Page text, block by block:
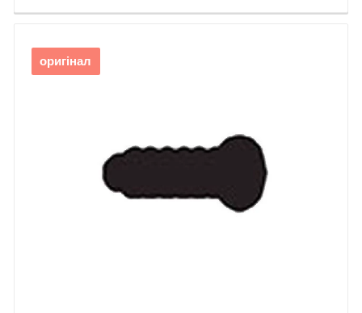
оригінал